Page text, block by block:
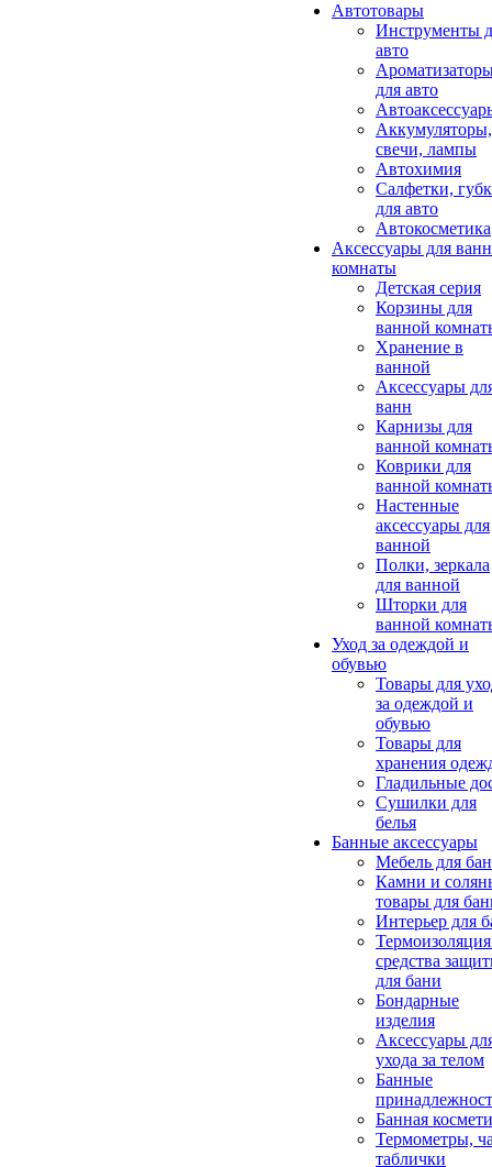
Автотовары
Инструменты
авто
для авто
Аккумуляторы,
свечи, лампы
Автохимия
Салфетки,
для авто
Автокосметика
Аксессуары для
комнаты
Детская серия
Корзины для
ванной
Хранение в
ванной
Аксессуары
ванн
Карнизы для
ванной
Коврики для
ванной
Настенные
аксессуары для
ванной
Полки, зеркала
для ванной
Шторки для
ванной
Уход за одеждой и
обувью
Товары для
за одеждой и
обувью
Товары для
хранения
Гладильные
Сушилки для
белья
Банные аксессуары
Мебель для
Камни и
товары для
Интерьер для
средства
для бани
Бондарные
изделия
Аксеcсуары
ухода за телом
Банные
Банная
Термометры,
таблички